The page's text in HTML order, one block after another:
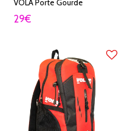
VOLA Porte Gourde
29€